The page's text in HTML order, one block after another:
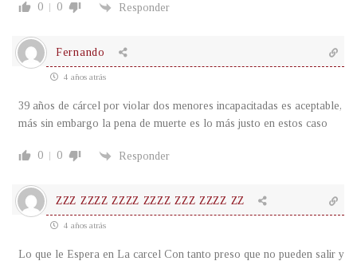
0 0 Responder
Fernando
4 años atrás
39 años de cárcel por violar dos menores incapacitadas es aceptable,
más sin embargo la pena de muerte es lo más justo en estos caso
0 0 Responder
ZZZ ZZZZ ZZZZ ZZZZ ZZZ ZZZZ ZZ
4 años atrás
Lo que le Espera en La carcel Con tanto preso que no pueden salir y